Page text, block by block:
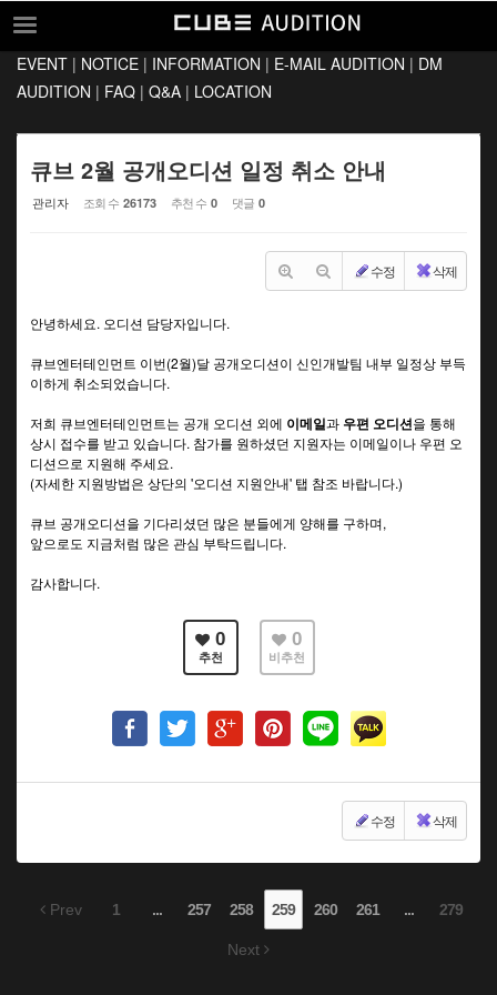
EVENT
INFORMATION
E-MAIL AUDITION
Q&A
LOCATION
EVENT | NOTICE | INFORMATION | E-MAIL AUDITION | DM
AUDITION | FAQ | Q&A | LOCATION
큐브 2월 공개오디션 일정 취소 안내
관리자 조회 수 26173 추천 수 0 댓글 0
수정 삭제
안녕하세요. 오디션 담당자입니다.
큐브엔터테인먼트 이번(2월)달 공개오디션이 신인개발팀 내부 일정상 부득
이하게 취소되었습니다.
저희 큐브엔터테인먼트는 공개 오디션 외에 이메일과 우편 오디션을 통해
상시 접수를 받고 있습니다. 참가를 원하셨던 지원자는 이메일이나 우편 오
디션으로 지원해 주세요.
(자세한 지원방법은 상단의 '오디션 지원안내' 탭 참조 바랍니다.)
큐브 공개오디션을 기다리셨던 많은 분들에게 양해를 구하며,
앞으로도 지금처럼 많은 관심 부탁드립니다.
감사합니다.
0
추천
0
비추천
수정 삭제
Prev 1 ... 257 258 259 260 261 ... 279
Next